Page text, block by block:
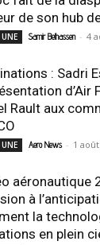
de son hub
Samir Belhassen - 4
: Sadri
d’Air
Rault aux
Aero News - 1
aéronautique
à
la
en plein